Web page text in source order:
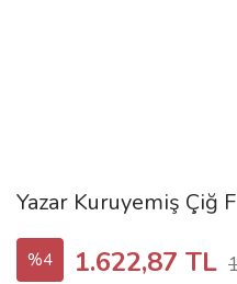
Yazar Kuruyemiş Çiğ
%4 1.622,87 TL